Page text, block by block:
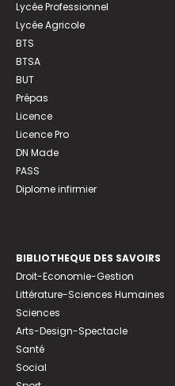
Lycée Professionnel
Lycée Agricole
BTS
BTSA
BUT
Prépas
Licence
Licence Pro
DN Made
PASS
Diplome infirmier
BIBLIOTHEQUE DES SAVOIRS
Droit-Economie-Gestion
Littérature-Sciences Humaines
Sciences
Arts-Design-Spectacle
Santé
Social